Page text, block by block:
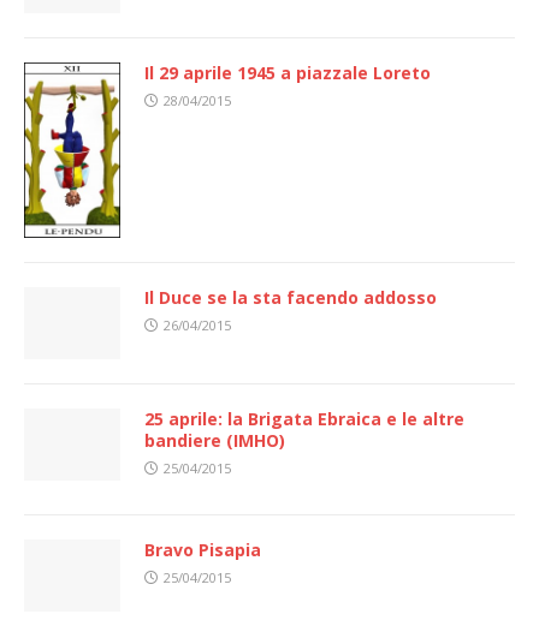
Il 29 aprile 1945 a piazzale Loreto
28/04/2015
Il Duce se la sta facendo addosso
26/04/2015
25 aprile: la Brigata Ebraica e le altre
bandiere (IMHO)
25/04/2015
Bravo Pisapia
25/04/2015